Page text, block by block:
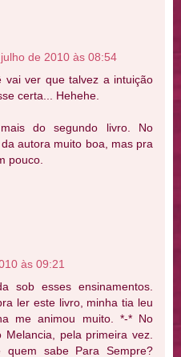
de 2010 às 08:54
vai ver que talvez a intuição
certa... Hehehe.
do segundo livro. No
autora muito boa, mas pra
pouco.
às 09:21
sob esses ensinamentos.
ler este livro, minha tia leu
me animou muito. *-* No
Melancia, pela primeira vez.
quem sabe Para Sempre?